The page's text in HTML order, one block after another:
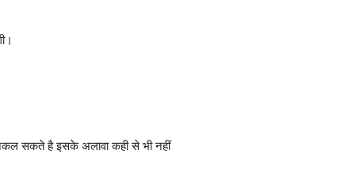
सकते है इसके अलावा कही से भी नहीं